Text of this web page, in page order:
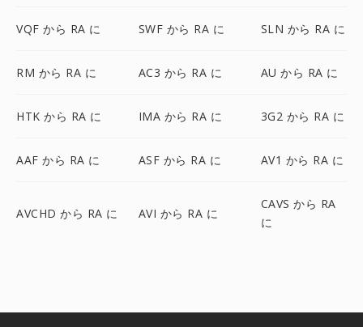
VQF から RA に SWF から RA に SLN から RA に
RM から RA に AC3 から RA に AU から RA に
HTK から RA に IMA から RA に 3G2 から RA に
AAF から RA に ASF から RA に AV1 から RA に
AVCHD から RA に AVI から RA に
CAVS から RA
に